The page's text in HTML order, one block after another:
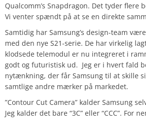
Qualcomm’s Snapdragon. Det tyder flere
Vi venter spændt på at se en direkte
Samtidig har Samsung’s design-team
med den nye S21-serie. De har virkelig
klodsede telemodul er nu integreret i
godt og futuristisk ud. Jeg er i hvert fald
nytænkning, der får Samsung til at skille
samtlige andre mærker på markedet.
”Contour Cut Camera” kalder Samsung
Jeg kalder det bare “3C” eller “CCC”. For